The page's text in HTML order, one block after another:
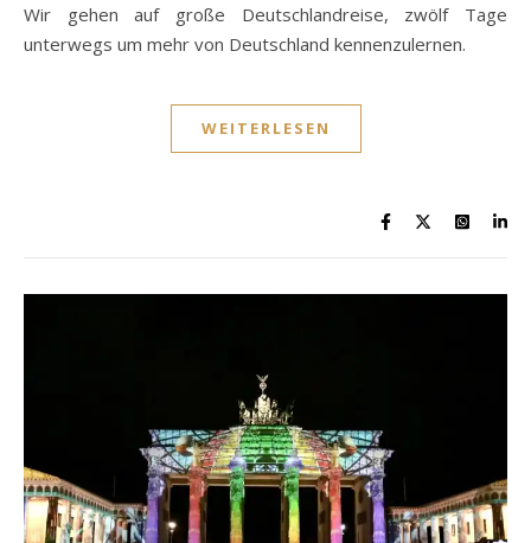
Wir gehen auf große Deutschlandreise, zwölf Tage
unterwegs um mehr von Deutschland kennenzulernen.
WEITERLESEN